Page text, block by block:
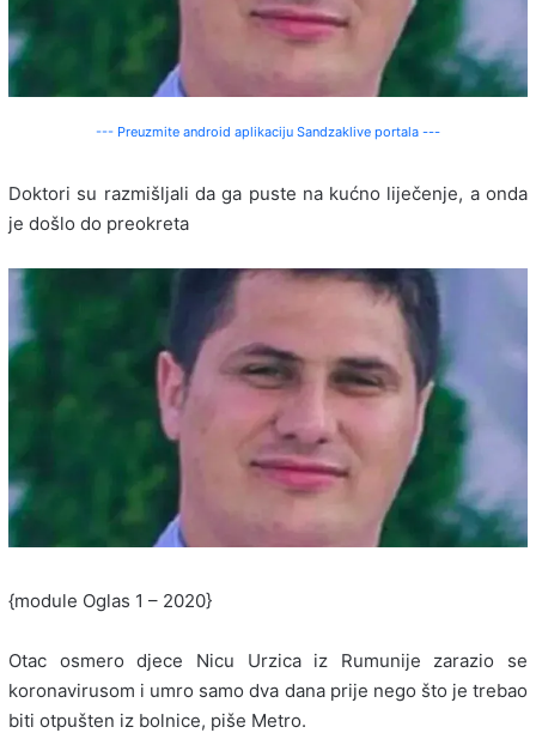
--- Preuzmite android aplikaciju Sandzaklive portala ---
Doktori su razmišljali da ga puste na kućno liječenje, a onda
je došlo do preokreta
{module Oglas 1 – 2020}
Otac osmero djece Nicu Urzica iz Rumunije zarazio se
koronavirusom i umro samo dva dana prije nego što je trebao
biti otpušten iz bolnice, piše Metro.